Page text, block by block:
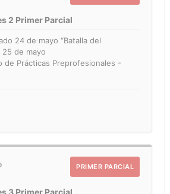
2 Primer Parcial
24 de mayo “Batalla del
25 de mayo
de Prácticas Preprofesionales -
PRIMER PARCIAL
3 Primer Parcial